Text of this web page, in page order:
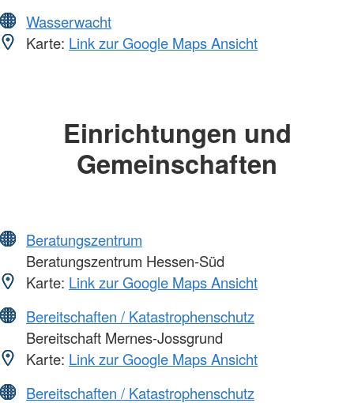
Wasserwacht
Karte: Link zur Google Maps Ansicht
Einrichtungen und
Gemeinschaften
Beratungszentrum
Beratungszentrum Hessen-Süd
Karte: Link zur Google Maps Ansicht
Bereitschaften / Katastrophenschutz
Bereitschaft Mernes-Jossgrund
Karte: Link zur Google Maps Ansicht
Bereitschaften / Katastrophenschutz